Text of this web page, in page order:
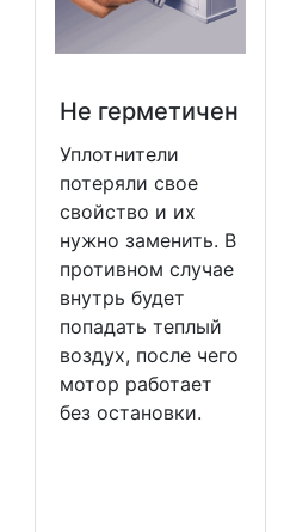
Не герметичен
Уплотнители
потеряли свое
свойство и их
нужно заменить. В
противном случае
внутрь будет
попадать теплый
воздух, после чего
мотор работает
без остановки.